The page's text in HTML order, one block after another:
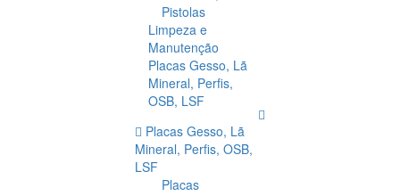
Pistolas
Limpeza e
Manutenção
Placas Gesso, Lã
Mineral, Perfis,
OSB, LSF
Placas Gesso, Lã
Mineral, Perfis, OSB,
LSF
Placas